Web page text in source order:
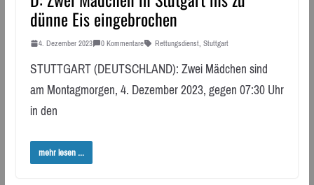
dünne Eis eingebrochen
4. Dezember 2023 0 Kommentare Rettungsdienst, Stuttgart
STUTTGART (DEUTSCHLAND): Zwei Mädchen sind
am Montagmorgen, 4. Dezember 2023, gegen 07:30 Uhr
in den
mehr lesen ...